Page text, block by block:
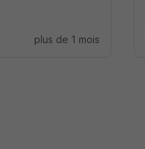
plus de 1 mois